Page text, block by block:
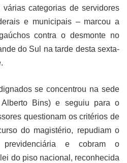
categorias de servidores
e municipais – marcou a
contra o desmonte no
do Sul na tarde desta sexta-
se concentrou na sede
Alberto Bins) e seguiu para o
questionam os critérios de
do magistério, repudiam o
e cobram o
do piso nacional, reconhecida